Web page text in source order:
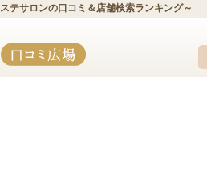
テサロンの口コミ＆店舗検索ランキング～